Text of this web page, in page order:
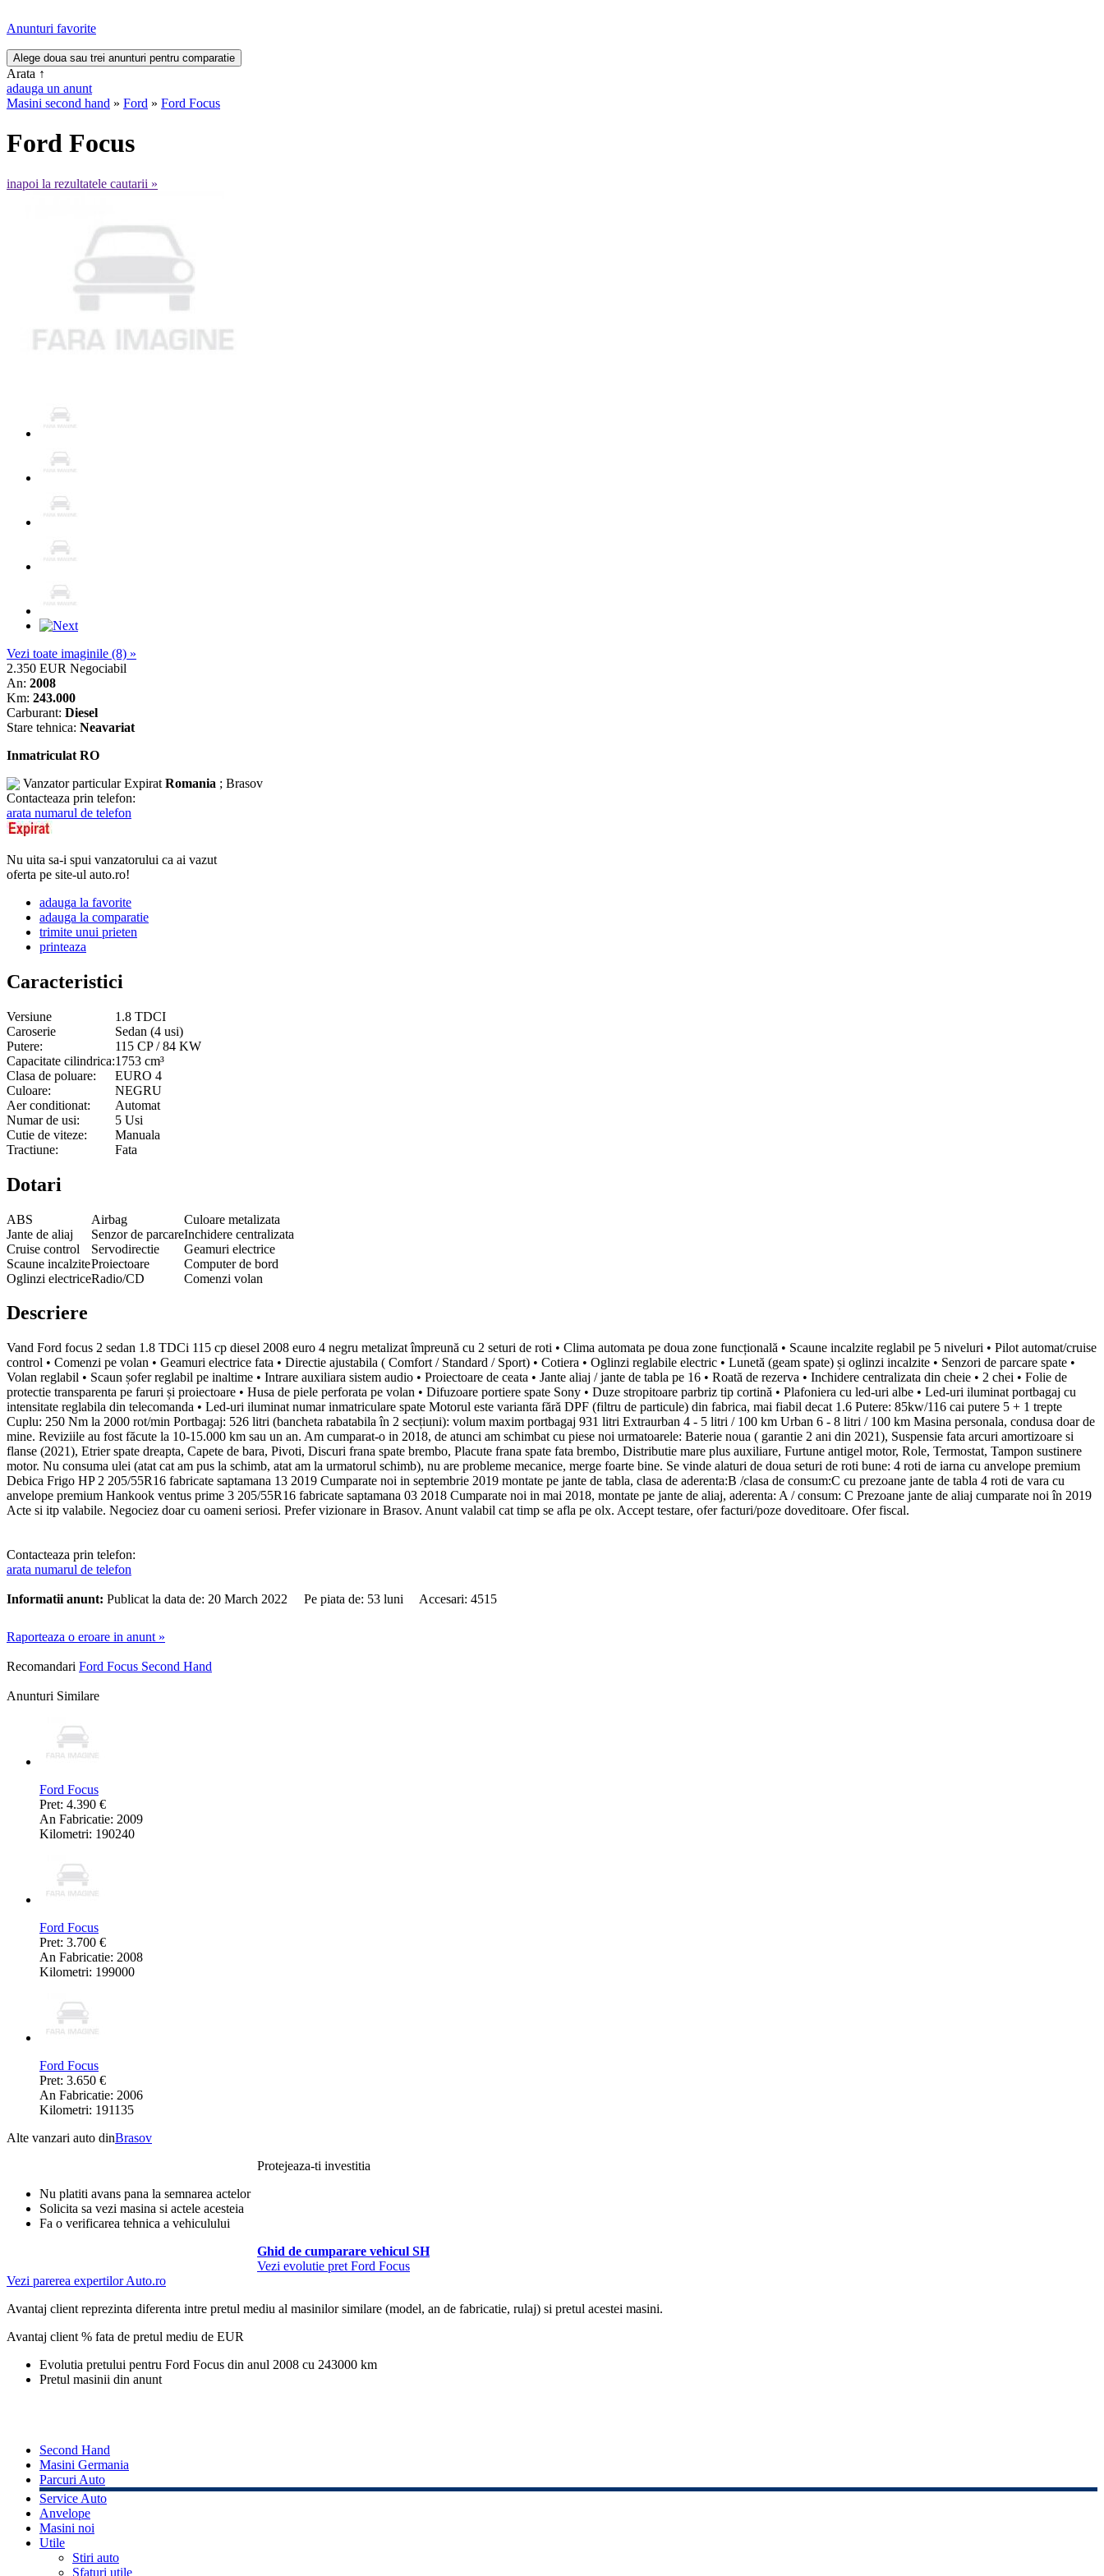
Anunturi favorite
Arata ↑
adauga un anunt
Masini second hand » Ford » Ford Focus
Ford Focus
inapoi la rezultatele cautarii »
Vezi toate imaginile (8) »
2.350 EUR Negociabil
An: 2008
Km: 243.000
Carburant: Diesel
Stare tehnica: Neavariat
Inmatriculat RO
Vanzator particularExpirat Romania ; Brasov
Contacteaza prin telefon:
arata numarul de telefon
Nu uita sa-i spui vanzatorului ca ai vazut
oferta pe site-ul auto.ro!
adauga la favorite
adauga la comparatie
trimite unui prieten
printeaza
Caracteristici
Versiune
1.8 TDCI
Caroserie
Sedan (4 usi)
Putere:
115 CP / 84 KW
Capacitate cilindrica:1753 cm³
Clasa de poluare:
EURO 4
Culoare:
NEGRU
Aer conditionat:
Automat
Numar de usi:
5 Usi
Cutie de viteze:
Manuala
Tractiune:
Fata
Dotari
ABS Airbag
Culoare metalizata
Jante de aliaj
Senzor de parcareInchidere centralizata
Cruise control
Servodirectie
Geamuri electrice
Scaune incalziteProiectoare
Computer de bord
Oglinzi electriceRadio/CD Comenzi volan
Descriere
Vand Ford focus 2 sedan 1.8 TDCi 115 cp diesel 2008 euro 4 negru metalizat împreună cu 2 seturi de roti • Clima automata pe doua zone funcțională • Scaune incalzite reglabil pe 5 niveluri • Pilot automat/cruise
control • Comenzi pe volan • Geamuri electrice fata • Directie ajustabila ( Comfort / Standard / Sport) • Cotiera • Oglinzi reglabile electric • Lunetă (geam spate) și oglinzi incalzite • Senzori de parcare spate •
Volan reglabil • Scaun șofer reglabil pe inaltime • Intrare auxiliara sistem audio • Proiectoare de ceata • Jante aliaj / jante de tabla pe 16 • Roată de rezerva • Inchidere centralizata din cheie • 2 chei • Folie de
protectie transparenta pe faruri și proiectoare • Husa de piele perforata pe volan • Difuzoare portiere spate Sony • Duze stropitoare parbriz tip cortină • Plafoniera cu led-uri albe • Led-uri iluminat portbagaj cu
intensitate reglabila din telecomanda • Led-uri iluminat numar inmatriculare spate Motorul este varianta fără DPF (filtru de particule) din fabrica, mai fiabil decat 1.6 Putere: 85kw/116 cai putere 5 + 1 trepte
Cuplu: 250 Nm la 2000 rot/min Portbagaj: 526 litri (bancheta rabatabila în 2 secțiuni): volum maxim portbagaj 931 litri Extraurban 4 - 5 litri / 100 km Urban 6 - 8 litri / 100 km Masina personala, condusa doar de
mine. Reviziile au fost făcute la 10-15.000 km sau un an. Am cumparat-o in 2018, de atunci am schimbat cu piese noi urmatoarele: Baterie noua ( garantie 2 ani din 2021), Suspensie fata arcuri amortizoare si
flanse (2021), Etrier spate dreapta, Capete de bara, Pivoti, Discuri frana spate brembo, Placute frana spate fata brembo, Distributie mare plus auxiliare, Furtune antigel motor, Role, Termostat, Tampon sustinere
motor. Nu consuma ulei (atat cat am pus la schimb, atat am la urmatorul schimb), nu are probleme mecanice, merge foarte bine. Se vinde alaturi de doua seturi de roti bune: 4 roti de iarna cu anvelope premium
Debica Frigo HP 2 205/55R16 fabricate saptamana 13 2019 Cumparate noi in septembrie 2019 montate pe jante de tabla, clasa de aderenta:B /clasa de consum:C cu prezoane jante de tabla 4 roti de vara cu
anvelope premium Hankook ventus prime 3 205/55R16 fabricate saptamana 03 2018 Cumparate noi in mai 2018, montate pe jante de aliaj, aderenta: A / consum: C Prezoane jante de aliaj cumparate noi în 2019
Acte si itp valabile. Negociez doar cu oameni seriosi. Prefer vizionare in Brasov. Anunt valabil cat timp se afla pe olx. Accept testare, ofer facturi/poze doveditoare. Ofer fiscal.
Contacteaza prin telefon:
arata numarul de telefon
Informatii anunt: Publicat la data de: 20 March 2022 Pe piata de: 53 luni Accesari: 4515
Raporteaza o eroare in anunt »
Recomandari Ford Focus Second Hand
Anunturi Similare
Ford Focus
Pret: 4.390 €
An Fabricatie: 2009
Kilometri: 190240
Ford Focus
Pret: 3.700 €
An Fabricatie: 2008
Kilometri: 199000
Ford Focus
Pret: 3.650 €
An Fabricatie: 2006
Kilometri: 191135
Alte vanzari auto dinBrasov
Protejeaza-ti investitia
Nu platiti avans pana la semnarea actelor
Solicita sa vezi masina si actele acesteia
Fa o verificarea tehnica a vehiculului
Ghid de cumparare vehicul SH
Vezi evolutie pret Ford Focus
Vezi parerea expertilor Auto.ro
Avantaj client reprezinta diferenta intre pretul mediu al masinilor similare (model, an de fabricatie, rulaj) si pretul acestei masini.
Avantaj client % fata de pretul mediu de EUR
Evolutia pretului pentru Ford Focus din anul 2008 cu 243000 km
Pretul masinii din anunt
Second Hand
Masini Germania
Parcuri Auto
Service Auto
Anvelope
Masini noi
Utile
Stiri auto
Sfaturi utile